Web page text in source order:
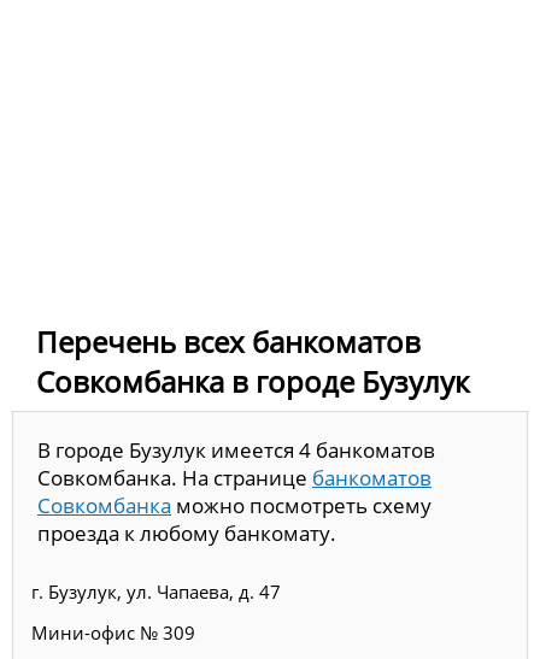
Перечень всех банкоматов
Совкомбанка в городе Бузулук
В городе Бузулук имеется 4 банкоматов
Совкомбанка. На странице банкоматов
Совкомбанка можно посмотреть схему
проезда к любому банкомату.
г. Бузулук, ул. Чапаева, д. 47
Мини-офис № 309